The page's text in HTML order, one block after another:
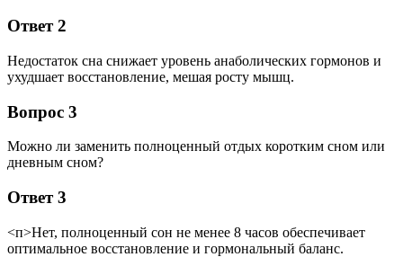
Ответ 2
Недостаток сна снижает уровень анаболических гормонов и
ухудшает восстановление, мешая росту мышц.
Вопрос 3
Можно ли заменить полноценный отдых коротким сном или
дневным сном?
Ответ 3
<п>Нет, полноценный сон не менее 8 часов обеспечивает
оптимальное восстановление и гормональный баланс.